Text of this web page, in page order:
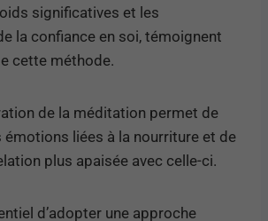
significatives et les
la confiance en soi, témoignent
cette méthode.
de la méditation permet de
émotions liées à la nourriture et de
plus apaisée avec celle-ci.
d’adopter une approche